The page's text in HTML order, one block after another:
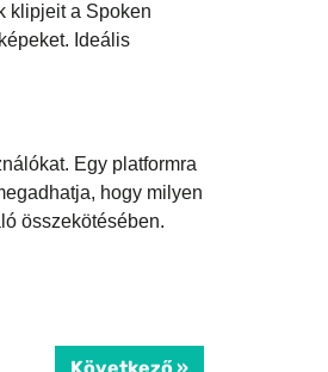
klipjeit a Spoken
Ideális
Egy platformra
hogy milyen
összekötésében.